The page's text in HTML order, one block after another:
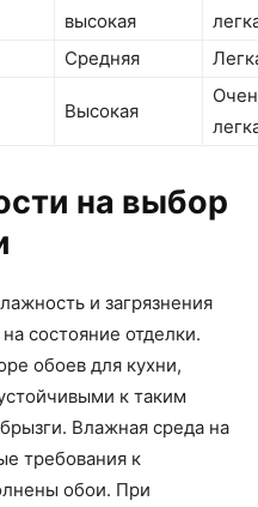
высокая
Средняя
Высокая
на выбор
и загрязнения
состояние отделки.
обоев для кухни,
к таким
Влажная среда на
требования к
обои. При